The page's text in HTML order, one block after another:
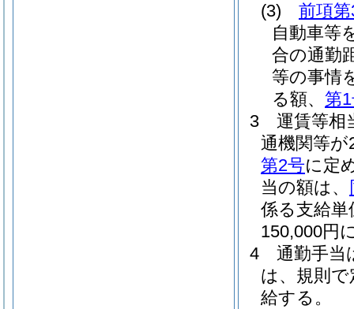
(3)
前項
自動車等
合の通勤
等の事情
る額、 第
3
運賃等相
通機関等
第2号に定
当の額は、
係る支給
150,000円
4
通勤手当
は、規則
給する。